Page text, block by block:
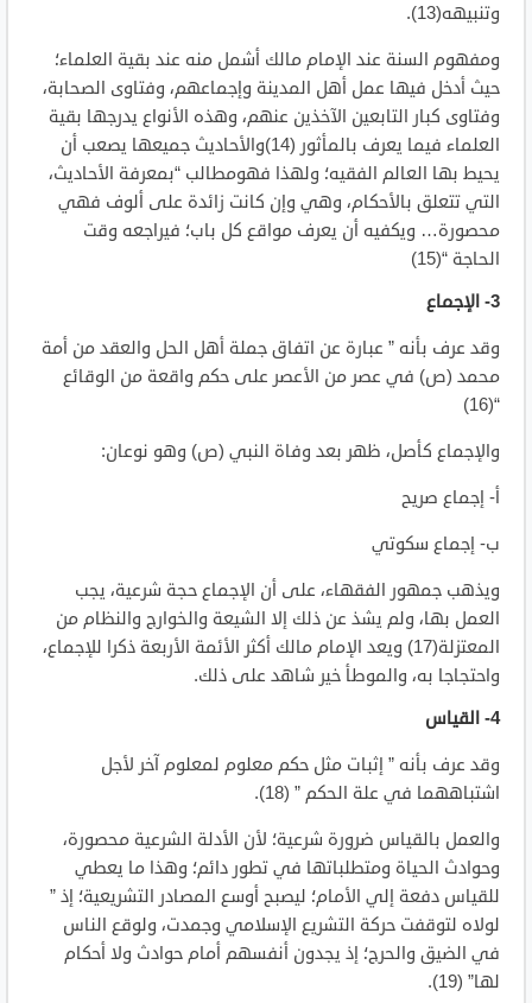
وتنبيهه(13).
ومفهوم السنة عند الإمام مالك أشمل منه عند بقية العلماء؛
حيث أدخل فيها عمل أهل المدينة وإجماعهم، وفتاوى الصحابة،
وفتاوى كبار التابعين الآخذين عنهم، وهذه الأنواع يدرجها بقية
العلماء فيما يعرف بالمأثور (14)والأحاديث جميعها يصعب أن
يحيط بها العالم الفقيه؛ ولهذا فهومطالب “بمعرفة الأحاديث،
التي تتعلق بالأحكام، وهي وإن كانت زائدة على ألوف فهي
محصورة… ويكفيه أن يعرف مواقع كل باب؛ فيراجعه وقت
الحاجة “(15)
3- الإجماع
وقد عرف بأنه ” عبارة عن اتفاق جملة أهل الحل والعقد من أمة
محمد (ص) في عصر من الأعصر على حكم واقعة من الوقائع
“(16)
والإجماع كأصل، ظهر بعد وفاة النبي (ص) وهو نوعان:
أ‌- إجماع صريح
ب‌- إجماع سكوتي
ويذهب جمهور الفقهاء، على أن الإجماع حجة شرعية، يجب
العمل بها، ولم يشذ عن ذلك إلا الشيعة والخوارج والنظام من
المعتزلة(17) ويعد الإمام مالك أكثر الأئمة الأربعة ذكرا للإجماع،
واحتجاجا به، والموطأ خير شاهد على ذلك.
4- القياس
وقد عرف بأنه ” إثبات مثل حكم معلوم لمعلوم آخر لأجل
اشتباههما في علة الحكم ” (18).
والعمل بالقياس ضرورة شرعية؛ لأن الأدلة الشرعية محصورة،
وحوادث الحياة ومتطلباتها في تطور دائم؛ وهذا ما يعطي
للقياس دفعة إلي الأمام؛ ليصبح أوسع المصادر التشريعية؛ إذ ”
لولاه لتوقفت حركة التشريع الإسلامي وجمدت، ولوقع الناس
في الضيق والحرج؛ إذ يجدون أنفسهم أمام حوادث ولا أحكام
لها” (19).